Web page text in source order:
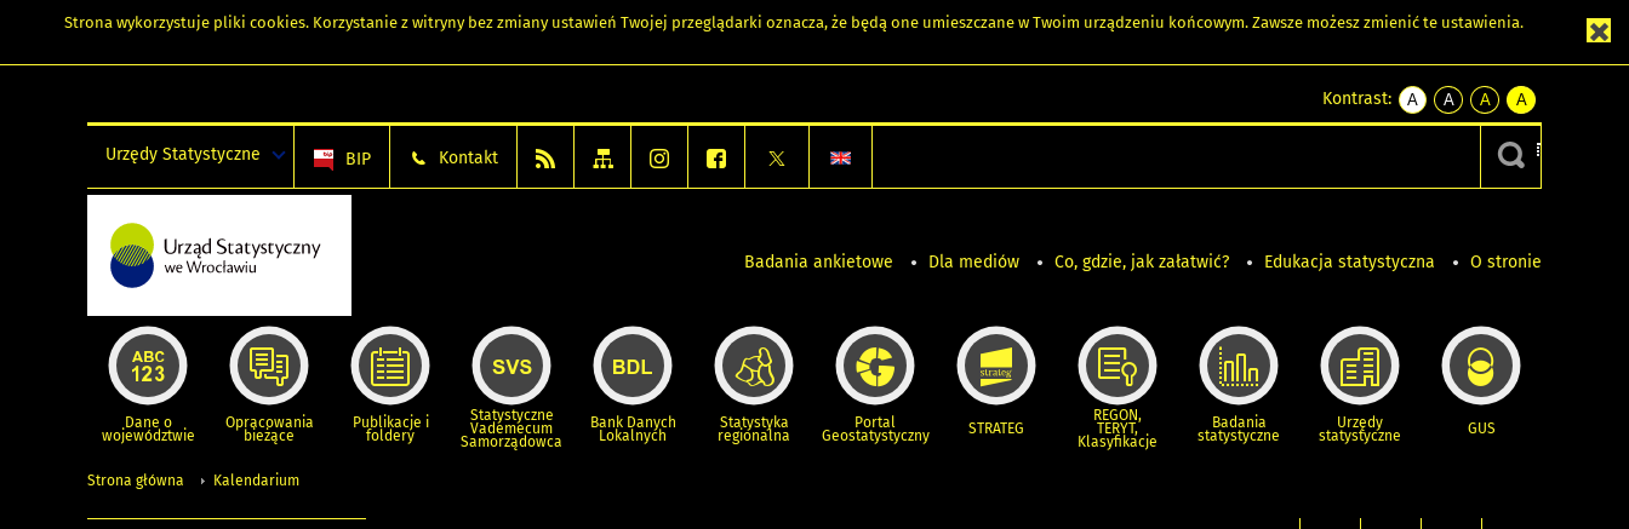
Strona wykorzystuje pliki cookies. Korzystanie z witryny bez zmiany ustawień Twojej przeglądarki oznacza, że będą one umieszczane w Twoim urządzeniu końcowym. Zawsze możesz zmienić te ustawienia.
Kontrast:
A
kontrast
A
kontrast
czarnym
A
kontrast
żółty
tekst
czarnym
A
kontrast
czarny
tekst
żółtym
Urzędy Statystyczne BIP Kontakt
Badania ankietowe Dla mediów Co, gdzie, jak załatwić? Edukacja statystyczna O stronie
Dane o
województwie
Opracowania
bieżące
Publikacje i
foldery
Statystyczne
Vademecum
Samorządowca
Bank Danych
Lokalnych
Statystyka
regionalna
Portal
Geostatystyczny STRATEG
REGON,
TERYT,
Klasyfikacje
Badania
statystyczne
Urzędy
statystyczne GUS
Strona główna Kalendarium